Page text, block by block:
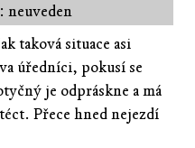
neuveden
taková situace asi
úředníci, pokusí se
je odpráskne a má
Přece hned nejezdí